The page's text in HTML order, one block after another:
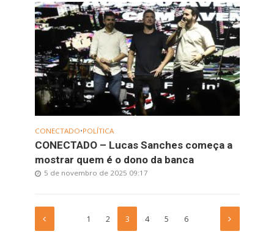
CONECTADO•POLÍTICA
CONECTADO – Lucas Sanches começa a
mostrar quem é o dono da banca
5 de novembro de 2025 09:17
1 2 3 4 5 6